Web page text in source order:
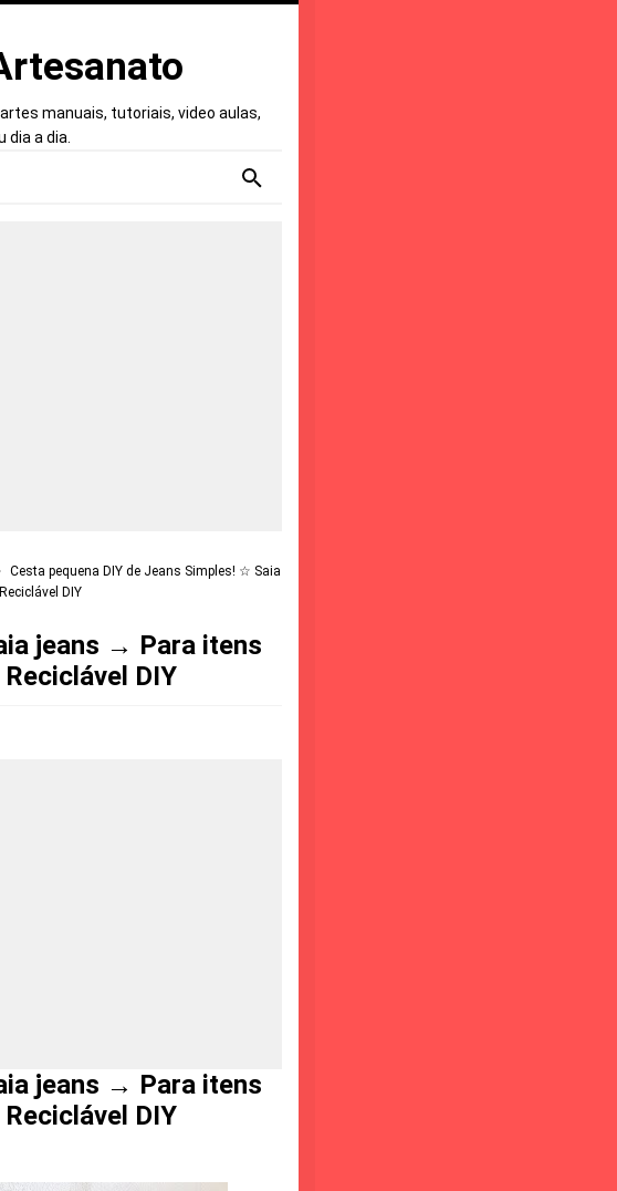
manuais, tutoriais, video aulas,
a dia.
Cesta pequena DIY de Jeans Simples! ☆ Saia
DIY
jeans → Para itens
DIY
jeans → Para itens
DIY